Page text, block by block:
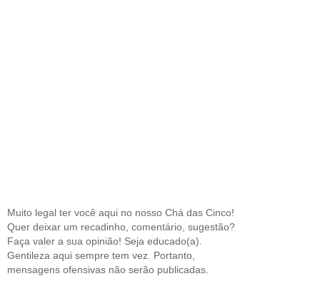
Muito legal ter você aqui no nosso Chá das Cinco!
Quer deixar um recadinho, comentário, sugestão?
Faça valer a sua opinião! Seja educado(a).
Gentileza aqui sempre tem vez. Portanto,
mensagens ofensivas não serão publicadas.